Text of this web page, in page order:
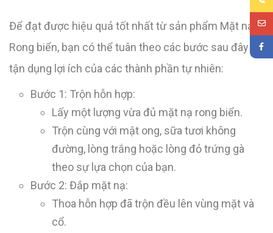
Để đạt được hiệu quả tốt nhất từ sản phẩm Mặt nạ
Rong biển, bạn có thể tuân theo các bước sau đây và
tận dụng lợi ích của các thành phần tự nhiên:
Bước 1: Trộn hỗn hợp:
Lấy một lượng vừa đủ mặt nạ rong biển.
Trộn cùng với mật ong, sữa tươi không
đường, lòng trắng hoặc lòng đỏ trứng gà
theo sự lựa chọn của bạn.
Bước 2: Đắp mặt nạ:
Thoa hỗn hợp đã trộn đều lên vùng mặt và
cổ.